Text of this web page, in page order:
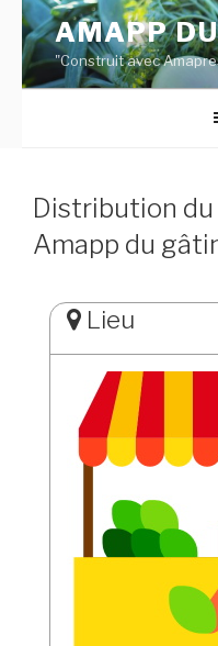
Aller
contenu
principal
AMAPP
"Construit avec
Distribution du
Amapp du
Lieu